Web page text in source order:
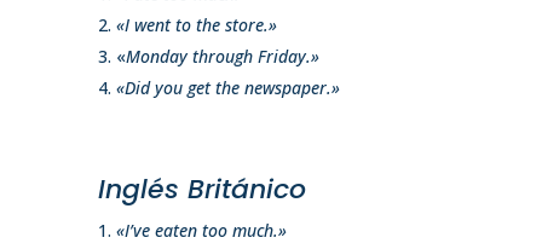
«I went to the store.»
«Monday through Friday.»
«Did you get the newspaper.»
Inglés Británico
«I’ve eaten too much.»